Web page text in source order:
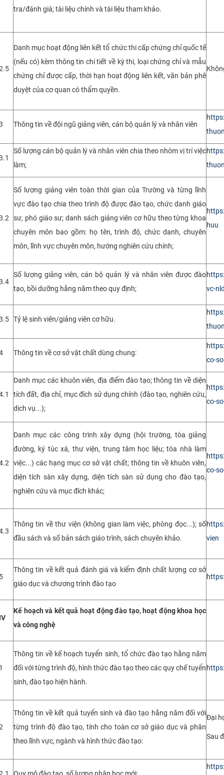
tra/đánh giá; tài liệu chính và tài liệu tham khảo.
Danh mục hoạt động liên kết tổ chức thi cấp chứng chỉ quốc tế
(nếu có) kèm thông tin chi tiết về kỳ thi, loại chứng chỉ và mẫu
chứng chỉ được cấp, thời hạn hoạt động liên kết, văn bản phê
duyệt của cơ quan có thẩm quyền.
Thông tin về đội ngũ giảng viên, cán bộ quản lý và nhân viên
Số lượng cán bộ quản lý và nhân viên chia theo nhóm vị trí việc
làm;
Số lượng giảng viên toàn thời gian của Trường và từng lĩnh
vực đào tạo chia theo trình độ được đào tạo, chức danh giáo
sư, phó giáo sư; danh sách giảng viên cơ hữu theo từng khoa
chuyên môn bao gồm: họ tên, trình độ, chức danh, chuyên
môn, lĩnh vực chuyên môn, hướng nghiên cứu chính;
huu
Số lượng giảng viên, cán bộ quản lý và nhân viên được đào
tạo, bồi dưỡng hằng năm theo quy định;
vc-
Tỷ lệ sinh viên/giảng viên cơ hữu.
Thông tin về cơ sở vật chất dùng chung:
co-
Danh mục các khuôn viên, địa điểm đào tạo; thông tin về diện
tích đất, địa chỉ, mục đích sử dụng chính (đào tạo, nghiên cứu,
dịch vụ...);
co-
Danh mục các công trình xây dựng (hội trường, tòa giảng
đường, ký túc xá, thư viện, trung tâm học liệu; tòa nhà làm
việc...) các hạng mục cơ sở vật chất; thông tin về khuôn viên,
diện tích sàn xây dựng, diện tích sàn sử dụng cho đào tạo,
nghiên cứu và mục đích khác;
co-
Thông tin về thư viện (không gian làm việc, phòng đọc...); số
đầu sách và số bản sách giáo trình, sách chuyên khảo.
vien
Thông tin về kết quả đánh giá và kiểm định chất lượng cơ sở
giáo dục và chương trình đào tạo
Kế hoạch và kết quả hoạt động đào tạo, hoạt động khoa học
và công nghệ
Thông tin về kế hoạch tuyển sinh, tổ chức đào tạo hằng năm
đối với từng trình độ, hình thức đào tạo theo các quy chế tuyển
sinh, đào tạo hiện hành.
Thông tin về kết quả tuyển sinh và đào tạo hằng năm đối với
từng trình độ đào tạo, tính cho toàn cơ sở giáo dục và phân
theo lĩnh vực, ngành và hình thức đào tạo:
Đại
Sau
Quy mô đào tạo, số lượng nhập học mới;